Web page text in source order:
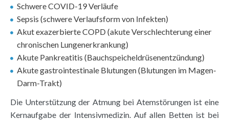
Schwere COVID-19 Verläufe
Sepsis (schwere Verlaufsform von Infekten)
Akut exazerbierte COPD (akute Verschlechterung einer
chronischen Lungenerkrankung)
Akute Pankreatitis (Bauchspeicheldrüsenentzündung)
Akute gastrointestinale Blutungen (Blutungen im Magen-
Darm-Trakt)
Die Unterstützung der Atmung bei Atemstörungen ist eine
Kernaufgabe der Intensivmedizin. Auf allen Betten ist bei